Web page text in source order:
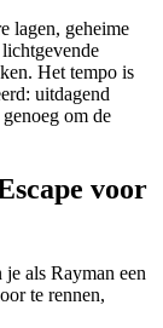
lagen, geheime
Het tempo is
uitdagend
om de
voor
als Rayman een
te rennen,